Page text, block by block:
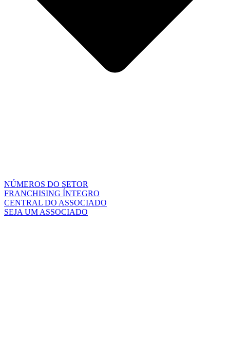
NÚMEROS DO SETOR
FRANCHISING ÍNTEGRO
CENTRAL DO ASSOCIADO
SEJA UM ASSOCIADO